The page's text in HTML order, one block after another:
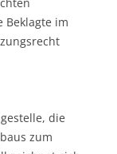
Beklagte im
die
zum